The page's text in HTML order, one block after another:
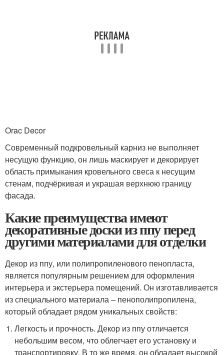
Orac Decor
Современный подкровельный карниз не выполняет
несущую функцию, он лишь маскирует и декорирует
область примыкания кровельного свеса к несущим
стенам, подчёркивая и украшая верхнюю границу
фасада.
Какие преимущества имеют
декоративные доски из ппу перед
другими материалами для отделки
Декор из ппу, или полипропиленового пенопласта,
является популярным решением для оформления
интерьера и экстерьера помещений. Он изготавливается
из специального материала – пенополипропилена,
который обладает рядом уникальных свойств:
Легкость и прочность. Декор из ппу отличается
небольшим весом, что облегчает его установку и
транспортировку. В то же время, он обладает высокой